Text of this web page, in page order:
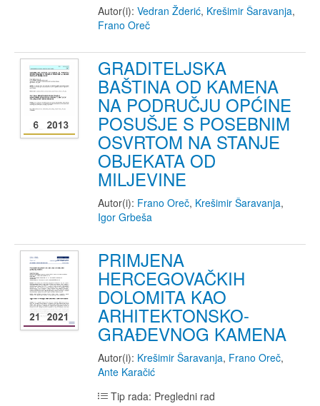
Autor(i): Vedran Žderić, Krešimir Šaravanja,
Frano Oreč
GRADITELJSKA
BAŠTINA OD KAMENA
NA PODRUČJU OPĆINE
POSUŠJE S POSEBNIM
OSVRTOM NA STANJE
OBJEKATA OD
MILJEVINE
Autor(i): Frano Oreč, Krešimir Šaravanja,
Igor Grbeša
PRIMJENA
HERCEGOVAČKIH
DOLOMITA KAO
ARHITEKTONSKO-
GRAĐEVNOG KAMENA
Autor(i): Krešimir Šaravanja, Frano Oreč,
Ante Karačić
Tip rada: Pregledni rad